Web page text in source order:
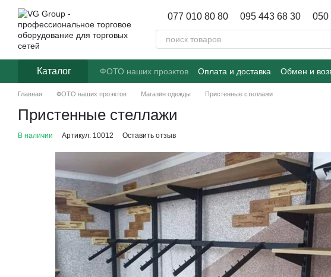
Перейти к основному контенту
077 010 80 80 095 443 68 30 050
Каталог ФОТО наших проэктов Оплата и доставка Обмен и
Главная ФОТО наших проэктов Магазин одежды Пристенные стеллажи
Пристенные стеллажи
В наличии Артикул: 10012 Оставить отзыв